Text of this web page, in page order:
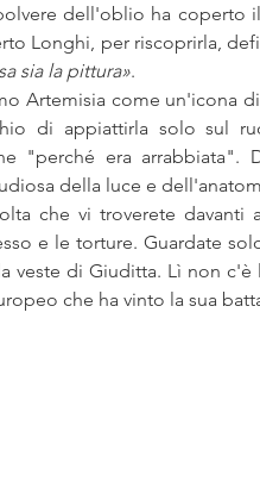
dell'oblio ha coperto
Longhi, per riscoprirla,
sia la pittura».
Artemisia come un'icona
di appiattirla solo sul
"perché era arrabbiata".
della luce e
che vi troverete
e le torture. Guardate
veste di Giuditta. Lì non
che ha vinto la sua